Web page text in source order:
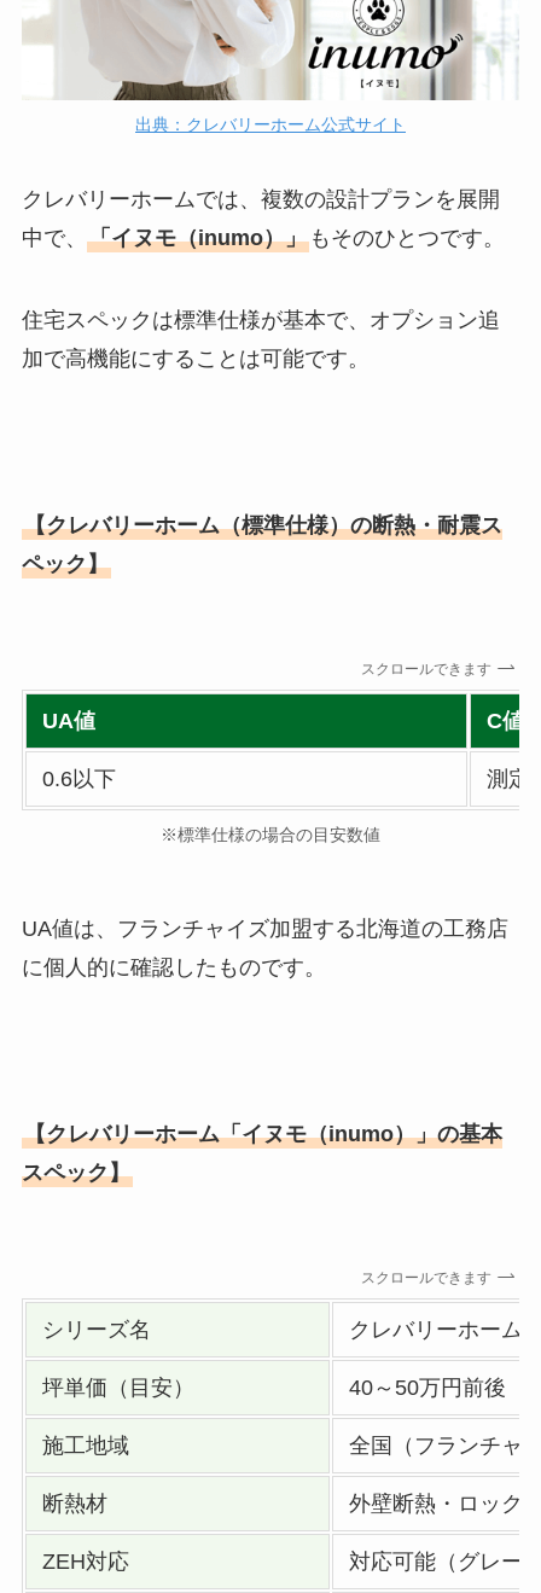
出典：クレバリーホーム公式サイト
クレバリーホームでは、複数の設計プランを展開
中で、 「イヌモ（inumo）」もそのひとつです。
住宅スペックは標準仕様が基本で、オプション追
加で高機能にすることは可能です。
【クレバリーホーム（標準仕様）の断熱・耐震ス
ペック】
スクロールできます
UA値 C値
0.6以下 測定
※標準仕様の場合の目安数値
UA値は、フランチャイズ加盟する北海道の工務店
に個人的に確認したものです。
【クレバリーホーム「イヌモ（inumo）」の基本
スペック】
スクロールできます
シリーズ名 クレバリーホーム
坪単価（目安） 40～50万円前後
施工地域 全国（フランチャ
断熱材 外壁断熱・ロック
ZEH対応 対応可能（グレー